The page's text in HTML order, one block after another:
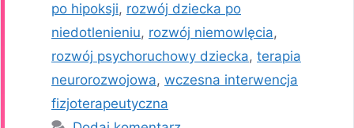
po hipoksji, rozwój dziecka po
niedotlenieniu, rozwój niemowlęcia,
rozwój psychoruchowy dziecka, terapia
neurorozwojowa, wczesna interwencja
fizjoterapeutyczna